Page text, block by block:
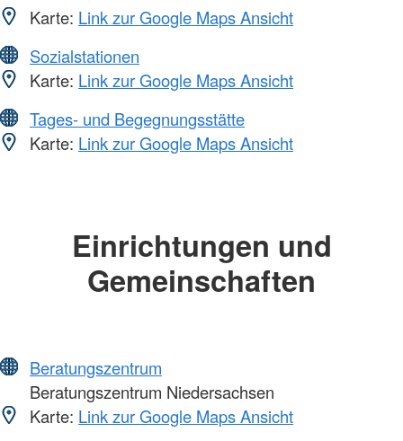
Karte: Link zur Google Maps Ansicht
Sozialstationen
Karte: Link zur Google Maps Ansicht
Tages- und Begegnungsstätte
Karte: Link zur Google Maps Ansicht
Einrichtungen und
Gemeinschaften
Beratungszentrum
Beratungszentrum Niedersachsen
Karte: Link zur Google Maps Ansicht